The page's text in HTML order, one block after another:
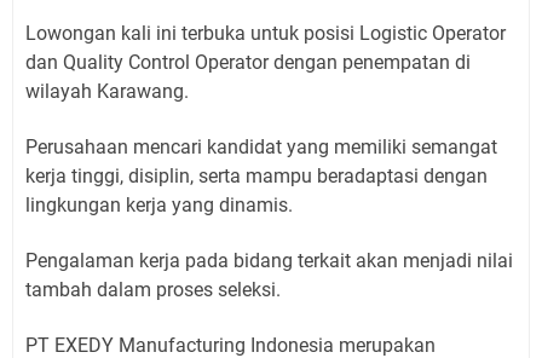
Lowongan kali ini terbuka untuk posisi Logistic Operator
dan Quality Control Operator dengan penempatan di
wilayah Karawang.
Perusahaan mencari kandidat yang memiliki semangat
kerja tinggi, disiplin, serta mampu beradaptasi dengan
lingkungan kerja yang dinamis.
Pengalaman kerja pada bidang terkait akan menjadi nilai
tambah dalam proses seleksi.
PT EXEDY Manufacturing Indonesia merupakan